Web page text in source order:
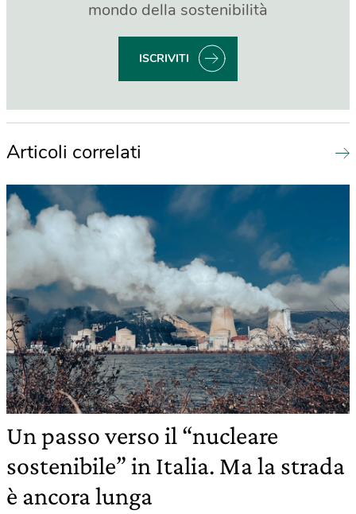
mondo della sostenibilità
ISCRIVITI
Articoli correlati
Un passo verso il “nucleare
sostenibile” in Italia. Ma la strada
è ancora lunga